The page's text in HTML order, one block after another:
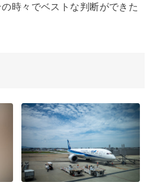
時々でベストな判断ができた